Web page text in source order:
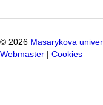
© 2026 Masarykova
Webmaster
Cookies